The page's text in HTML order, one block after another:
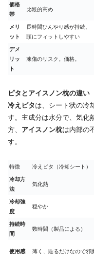
価格
帯
比較的高め
メリ
ット
長時間ひんやり感が持続。
頭にフィットしやすい
デメ
リッ
ト
凍傷のリスク。価格。
ピタとアイスノン枕の違い
冷えピタは、シート状の冷
す。主成分は水分で、気化
方、 アイスノン枕は内部の
す。
特徴 冷えピタ（冷却シート）
冷却方
法
気化熱
冷却強
度
穏やか
持続時
間
数時間（製品による）
使用感 薄く、貼るだけなので邪